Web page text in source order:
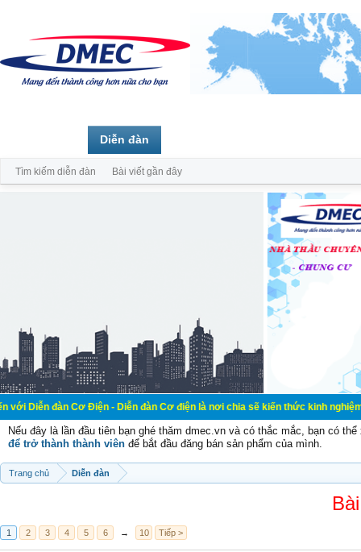
Cơ Điện - Diễn đàn Cơ điện là nơi chia sẽ kiến thức kinh nghiệm trong
Nếu đây là lần đầu tiên bạn ghé thăm dmec.vn và có thắc mắc, bạn có
để trở thành thành viên để bắt đầu đăng bán sản phẩm của mình.
Trang chủ Diễn đàn
1 2 3 4 5 6 → 10 Tiếp >
Diễn đàn
Tìm kiếm diễn đàn Bài viết gần đây